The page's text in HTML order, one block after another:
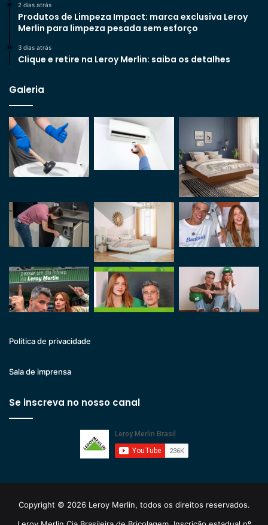
2 dias atrás
Produtos de Limpeza Impact: marca exclusiva Leroy
Merlin para limpeza pesada sem esforço
3 dias atrás
Clique e retire na Leroy Merlin: saiba os detalhes
Galeria
Politica de privacidade
Sala de imprensa
Se inscreva no nosso canal
Copyright © 2026 Leroy Merlin, todos os direitos reservados.